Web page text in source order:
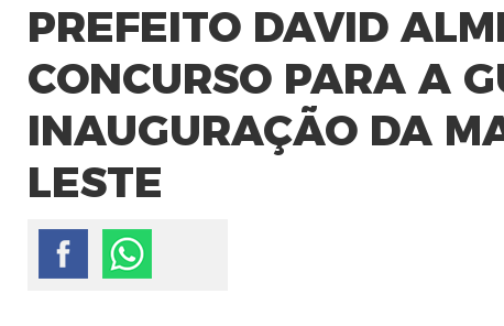
PREFEITO DAVID
CONCURSO PARA A
INAUGURAÇÃO DA
LESTE